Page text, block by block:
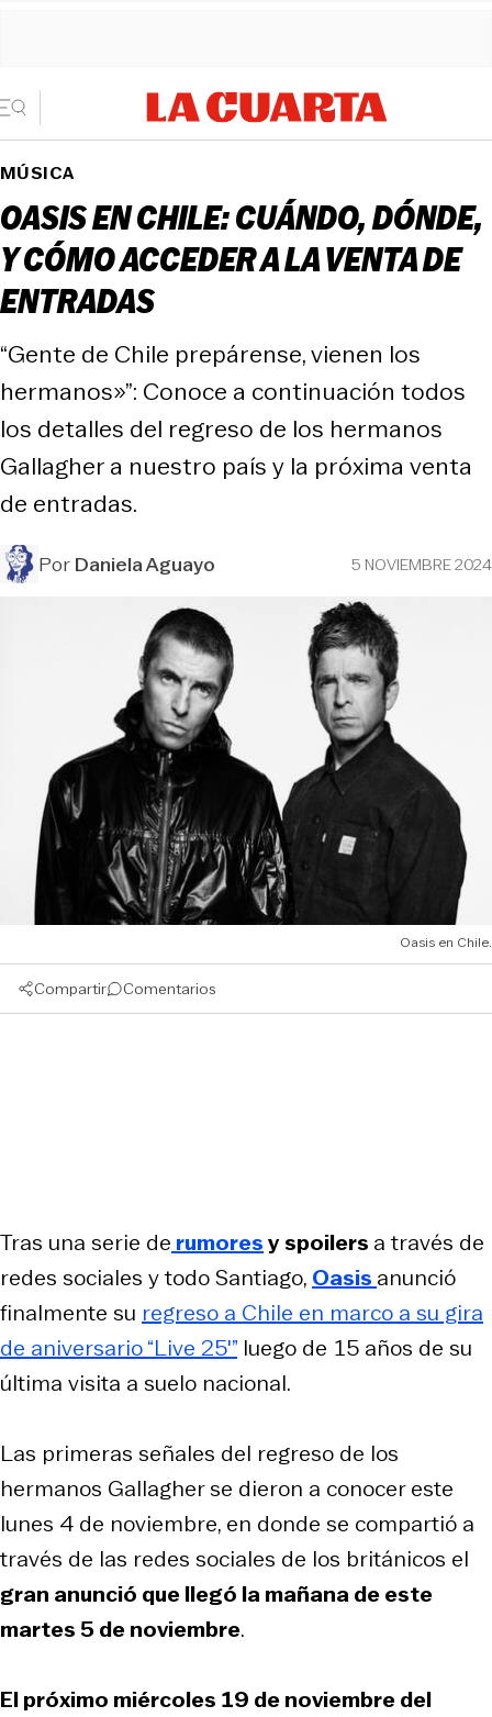
MÚSICA
OASIS EN CHILE: CUÁNDO, DÓNDE,
Y CÓMO ACCEDER A LA VENTA DE
ENTRADAS
“Gente de Chile prepárense, vienen los
hermanos»”: Conoce a continuación todos
los detalles del regreso de los hermanos
Gallagher a nuestro país y la próxima venta
de entradas.
PorDaniela Aguayo 5 NOVIEMBRE 2024
Oasis en Chile.
Compartir Comentarios
Tras una serie de rumoresyspoilers a través de
redes sociales y todo Santiago, Oasis anunció
finalmente su regreso a Chile en marco a su gira
de aniversario “Live 25′” luego de 15 años de su
última visita a suelo nacional.
Las primeras señales del regreso de los
hermanos Gallagher se dieron a conocer este
lunes 4 de noviembre, en donde se compartió a
través de las redes sociales de los británicos el
gran anunció que llegó la mañana de este
martes 5 de noviembre.
El próximo miércoles 19 de noviembre del